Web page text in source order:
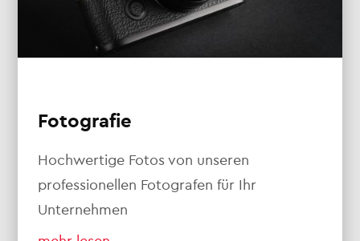
Fotografie
Hochwertige Fotos von unseren
professionellen Fotografen für Ihr
Unternehmen